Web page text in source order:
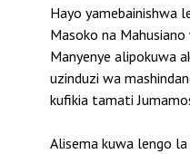
Hayo yamebainishwa
Masoko na Mahusiano
Manyenye alipokuwa
uzinduzi wa
kufikia tamati
Alisema kuwa lengo